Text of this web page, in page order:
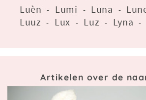
Luèn - Lumi - Luna -
Luuz - Lux - Luz - Lyna -
Artikelen over de